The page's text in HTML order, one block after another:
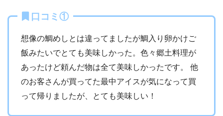
口コミ①
想像の鯛めしとは違ってましたが鯛入り卵かけご
飯みたいでとても美味しかった。色々郷土料理が
あったけど頼んだ物は全て美味しかったです。 他
のお客さんが買ってた最中アイスが気になって買
って帰りましたが、とても美味しい！